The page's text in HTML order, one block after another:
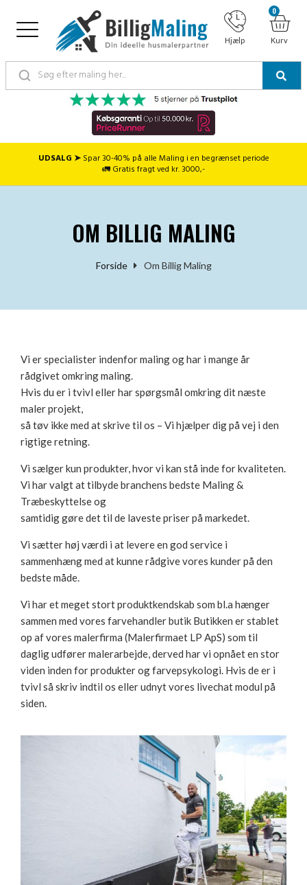
Hjælp Kurv
0
UDSALG ➤ Spar 30-40% på alle Maling i en begrænset periode
🚛 Gratis fragt ved kr. 3000,-
OM BILLIG MALING
Forside Om Billig Maling
Vi er specialister indenfor maling og har i mange år
rådgivet omkring maling.
Hvis du er i tvivl eller har spørgsmål omkring dit næste
maler projekt,
så tøv ikke med at skrive til os – Vi hjælper dig på vej i den
rigtige retning.
Vi sælger kun produkter, hvor vi kan stå inde for kvaliteten.
Vi har valgt at tilbyde branchens bedste Maling &
Træbeskyttelse og
samtidig gøre det til de laveste priser på markedet.
Vi sætter høj værdi i at levere en god service i
sammenhæng med at kunne rådgive vores kunder på den
bedste måde.
Vi har et meget stort produktkendskab som bl.a hænger
sammen med vores farvehandler butik Butikken er stablet
op af vores malerfirma (Malerfirmaet LP ApS) som til
daglig udfører malerarbejde, derved har vi opnået en stor
viden inden for produkter og farvepsykologi. Hvis de er i
tvivl så skriv indtil os eller udnyt vores livechat modul på
siden.